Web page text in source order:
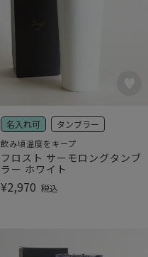
名入れ可 タンブラー
飲み頃温度をキープ
フロスト サーモロングタンブ
ラー ホワイト
¥2,970 税込